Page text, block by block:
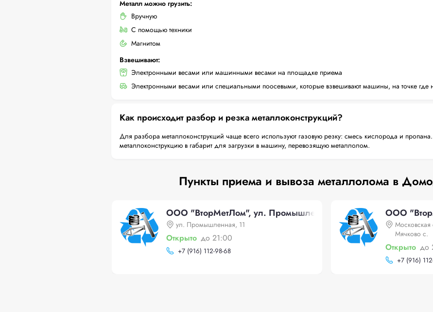
Металл можно грузить:
Вручную
С помощью техники
Магнитом
Взвешивают:
Электронными весами или машинными весами на площадке приема
Электронными весами или специальными поосевыми, которые взвешивают машины, на точке где
Как происходит разбор и резка металлоконструкций?
Для разбора металлоконструкций чаще всего используют газовую резку: смесь кислорода и
металлоконструкцию в габарит для загрузки в машину, перевозящую металлолом.
Пункты приема и вывоза металлолома в
ООО "ВторМетЛом", ул. Промышленная, 11
ул. Промышленная, 11
Открыто до 21:00
+7 (916) 112-98-68
ООО
Мячково с.
Открыто до
+7 (916)